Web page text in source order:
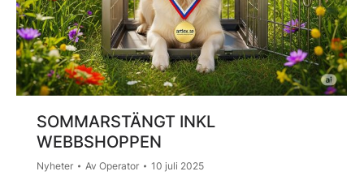
SOMMARSTÄNGT INKL
WEBBSHOPPEN
Nyheter Av Operator 10 juli 2025